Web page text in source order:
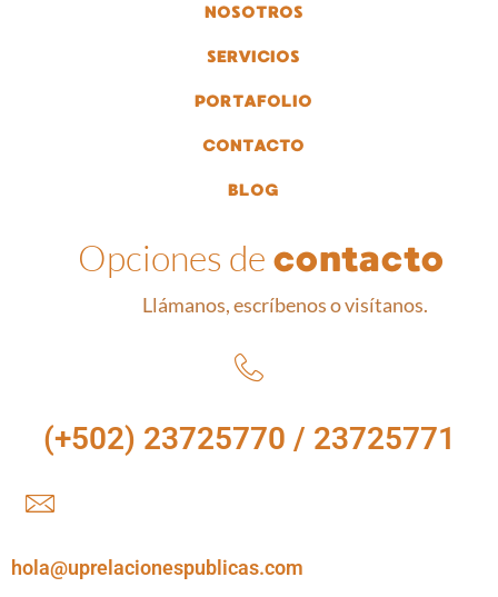
NOSOTROS
SERVICIOS
PORTAFOLIO
CONTACTO
BLOG
Opciones de contacto
Llámanos, escríbenos o visítanos.
(+502) 23725770 / 23725771
hola@uprelacionespublicas.com